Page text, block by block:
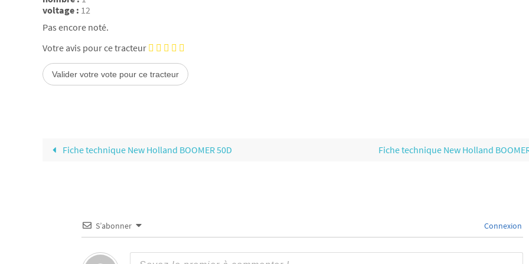
voltage : 12
Pas encore noté.
Votre avis pour ce tracteur
Fiche technique New Holland BOOMER 50D Fiche technique New Holland
S’abonner Connexion